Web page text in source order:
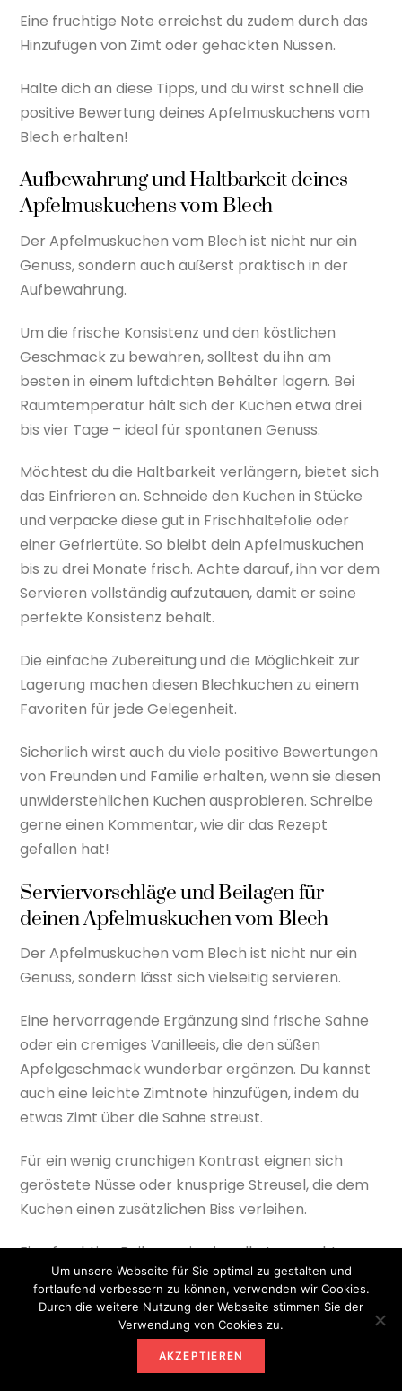
Eine fruchtige Note erreichst du zudem durch das
Hinzufügen von Zimt oder gehackten Nüssen.
Halte dich an diese Tipps, und du wirst schnell die
positive Bewertung deines Apfelmuskuchens vom
Blech erhalten!
Aufbewahrung und Haltbarkeit deines
Apfelmuskuchens vom Blech
Der Apfelmuskuchen vom Blech ist nicht nur ein
Genuss, sondern auch äußerst praktisch in der
Aufbewahrung.
Um die frische Konsistenz und den köstlichen
Geschmack zu bewahren, solltest du ihn am
besten in einem luftdichten Behälter lagern. Bei
Raumtemperatur hält sich der Kuchen etwa drei
bis vier Tage – ideal für spontanen Genuss.
Möchtest du die Haltbarkeit verlängern, bietet sich
das Einfrieren an. Schneide den Kuchen in Stücke
und verpacke diese gut in Frischhaltefolie oder
einer Gefriertüte. So bleibt dein Apfelmuskuchen
bis zu drei Monate frisch. Achte darauf, ihn vor dem
Servieren vollständig aufzutauen, damit er seine
perfekte Konsistenz behält.
Die einfache Zubereitung und die Möglichkeit zur
Lagerung machen diesen Blechkuchen zu einem
Favoriten für jede Gelegenheit.
Sicherlich wirst auch du viele positive Bewertungen
von Freunden und Familie erhalten, wenn sie diesen
unwiderstehlichen Kuchen ausprobieren. Schreibe
gerne einen Kommentar, wie dir das Rezept
gefallen hat!
Serviervorschläge und Beilagen für
deinen Apfelmuskuchen vom Blech
Der Apfelmuskuchen vom Blech ist nicht nur ein
Genuss, sondern lässt sich vielseitig servieren.
Eine hervorragende Ergänzung sind frische Sahne
oder ein cremiges Vanilleeis, die den süßen
Apfelgeschmack wunderbar ergänzen. Du kannst
auch eine leichte Zimtnote hinzufügen, indem du
etwas Zimt über die Sahne streust.
Für ein wenig crunchigen Kontrast eignen sich
geröstete Nüsse oder knusprige Streusel, die dem
Kuchen einen zusätzlichen Biss verleihen.
Eine fruchtige Beilage, wie ein selbstgemachter
Apfelkompott, bringt frische Aromen auf den
Teller und harmoniert perfekt mit dem saftigen
Um unsere Webseite für Sie optimal zu gestalten und
fortlaufend verbessern zu können, verwenden wir Cookies.
Durch die weitere Nutzung der Webseite stimmen Sie der
Verwendung von Cookies zu.
AKZEPTIEREN